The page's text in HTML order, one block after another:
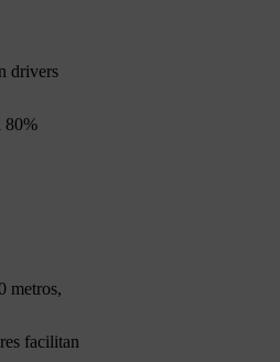
drivers
80%
metros,
facilitan